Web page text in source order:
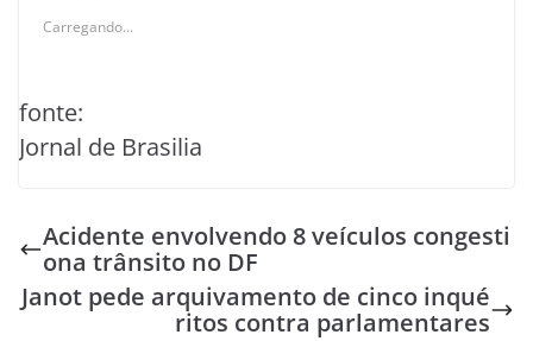
Carregando...
fonte:
Jornal de Brasilia
Acidente envolvendo 8 veículos congesti
ona trânsito no DF
Janot pede arquivamento de cinco inqué
ritos contra parlamentares